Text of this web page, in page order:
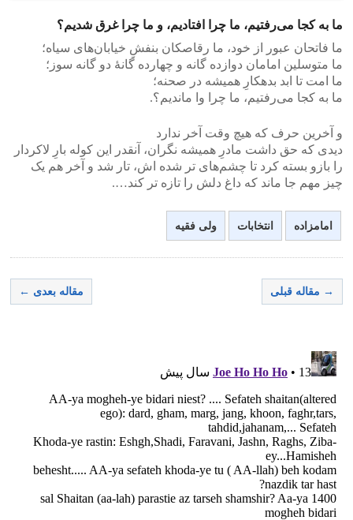
ما به کجا می‌رفتیم، ما چرا افتادیم، و ما چرا غرق شدیم؟
ما فاتحان عبور از خود، ما رقاصکان بنفشِ خیابان‌های سیاه؛
ما متوسلین امامان دوازده گانه و چهارده گانهٔ دو گانه سوز؛
ما امت تا ابد بدهکارِ همیشه در صحنه؛
ما به کجا می‌رفتیم، ما چرا وا ماندیم؟.
و آخرین حرف که هیچ وقت آخر ندارد
دیدی که حق داشت مادرِ همیشه نگران، آنقدر این کوله بارِ لاکردار
را بازو بسته کرد تا چشم‌های تر شده اش، تار شد و آخر هم یک
چیز مهم جا ماند که داغ دلش را تازه تر کند….
امامزاده انتخابات ولی فقیه
→ مقاله قبلی مقاله بعدی ←